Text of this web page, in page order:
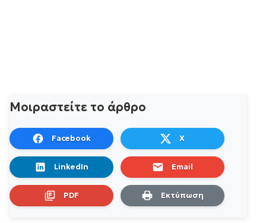
Μοιραστείτε το άρθρο
Facebook X
LinkedIn Email
PDF Εκτύπωση